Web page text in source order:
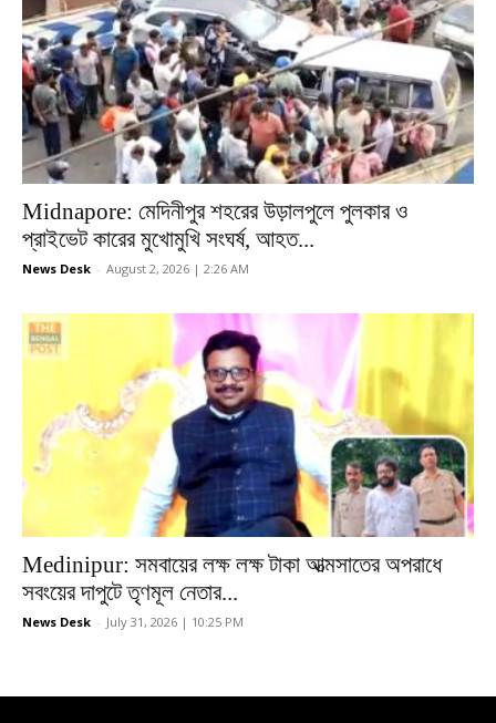
Midnapore: মেদিনীপুর শহরের উড়ালপুলে পুলকার ও
প্রাইভেট কারের মুখোমুখি সংঘর্ষ, আহত...
News Desk - August 2, 2026 | 2:26 AM
Medinipur: সমবায়ের লক্ষ লক্ষ টাকা আত্মসাতের অপরাধে
সবংয়ের দাপুটে তৃণমূল নেতার...
News Desk - July 31, 2026 | 10:25 PM